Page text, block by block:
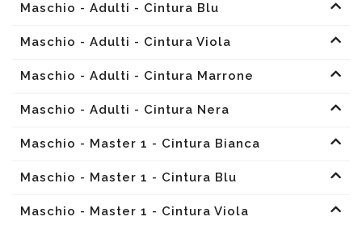
Maschio - Adulti - Cintura Blu
Maschio - Adulti - Cintura Viola
Maschio - Adulti - Cintura Marrone
Maschio - Adulti - Cintura Nera
Maschio - Master 1 - Cintura Bianca
Maschio - Master 1 - Cintura Blu
Maschio - Master 1 - Cintura Viola